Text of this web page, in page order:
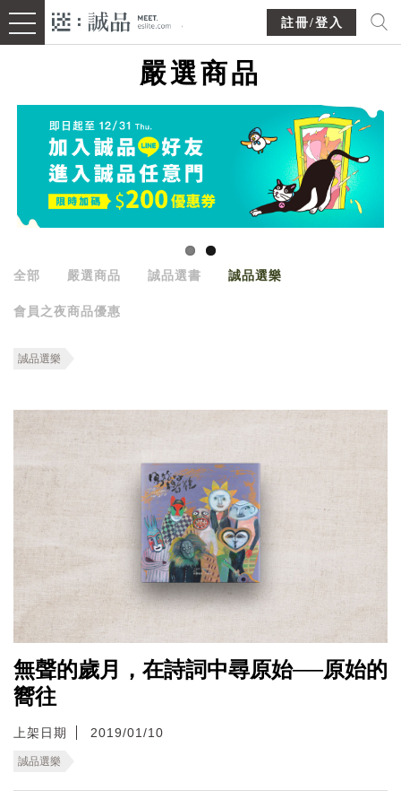
註冊/登入
嚴選商品
全部 嚴選商品 誠品選書 誠品選樂
會員之夜商品優惠
誠品選樂
無聲的歲月，在詩詞中尋原始──原始的
嚮往
上架日期 2019/01/10
誠品選樂